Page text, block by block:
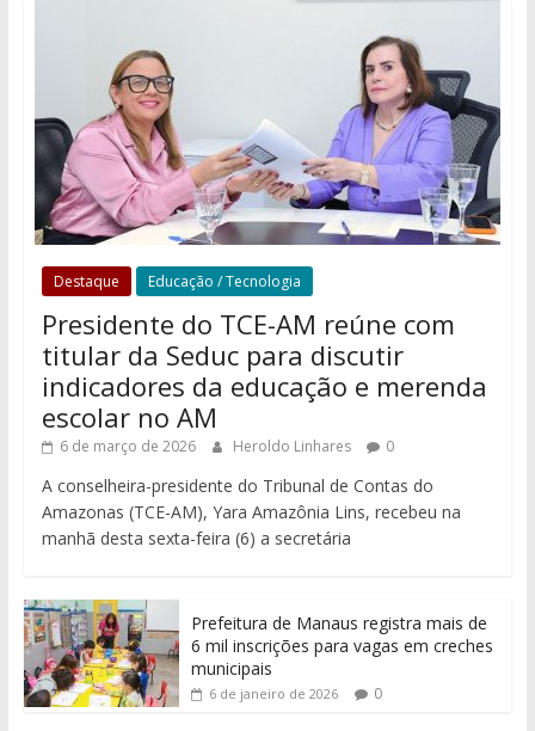
Destaque Educação / Tecnologia
Presidente do TCE-AM reúne com
titular da Seduc para discutir
indicadores da educação e merenda
escolar no AM
6 de março de 2026 Heroldo Linhares 0
A conselheira-presidente do Tribunal de Contas do
Amazonas (TCE-AM), Yara Amazônia Lins, recebeu na
manhã desta sexta-feira (6) a secretária
Prefeitura de Manaus registra mais de
6 mil inscrições para vagas em creches
municipais
6 de janeiro de 2026 0